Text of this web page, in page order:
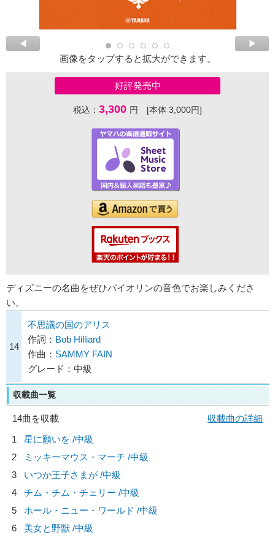
画像をタップすると拡大ができます。
好評発売中
税込： 3,300 円 [本体 3,000円]
ディズニーの名曲をぜひバイオリンの音色でお楽しみくださ
い。
14
不思議の国のアリス
作詞： Bob Hilliard
作曲： SAMMY FAIN
グレード：中級
収載曲一覧
14曲を収載
収載曲の詳細
1
星に願いを /中級
2
ミッキーマウス・マーチ /中級
3
いつか王子さまが /中級
4
チム・チム・チェリー /中級
5
ホール・ニュー・ワールド /中級
6
美女と野獣 /中級